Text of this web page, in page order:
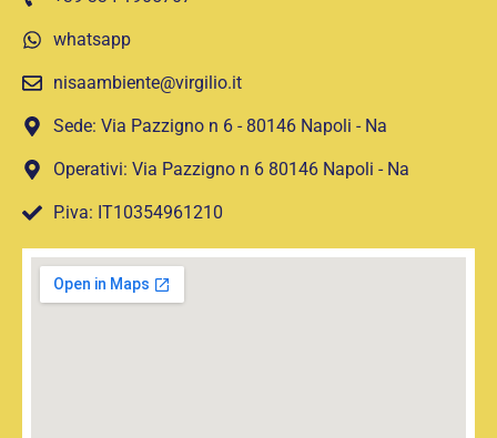
whatsapp
nisaambiente@virgilio.it
Sede: Via Pazzigno n 6 - 80146 Napoli - Na
Operativi: Via Pazzigno n 6 80146 Napoli - Na
P.iva: IT10354961210